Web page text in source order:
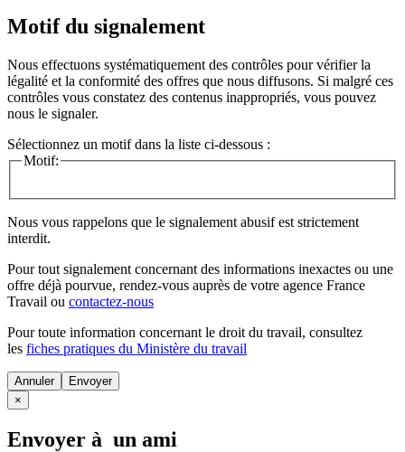
Motif du signalement
Nous effectuons systématiquement des contrôles pour vérifier la
légalité et la conformité des offres que nous diffusons. Si malgré ces
contrôles vous constatez des contenus inappropriés, vous pouvez
nous le signaler.
Sélectionnez un motif dans la liste ci-dessous :
Motif:
Nous vous rappelons que le signalement abusif est strictement
interdit.
Pour tout signalement concernant des informations inexactes ou une
offre déjà pourvue, rendez-vous auprès de votre agence France
Travail ou contactez-nous
Pour toute information concernant le droit du travail, consultez
les fiches pratiques du Ministère du travail
Annuler
×
Envoyer à un ami